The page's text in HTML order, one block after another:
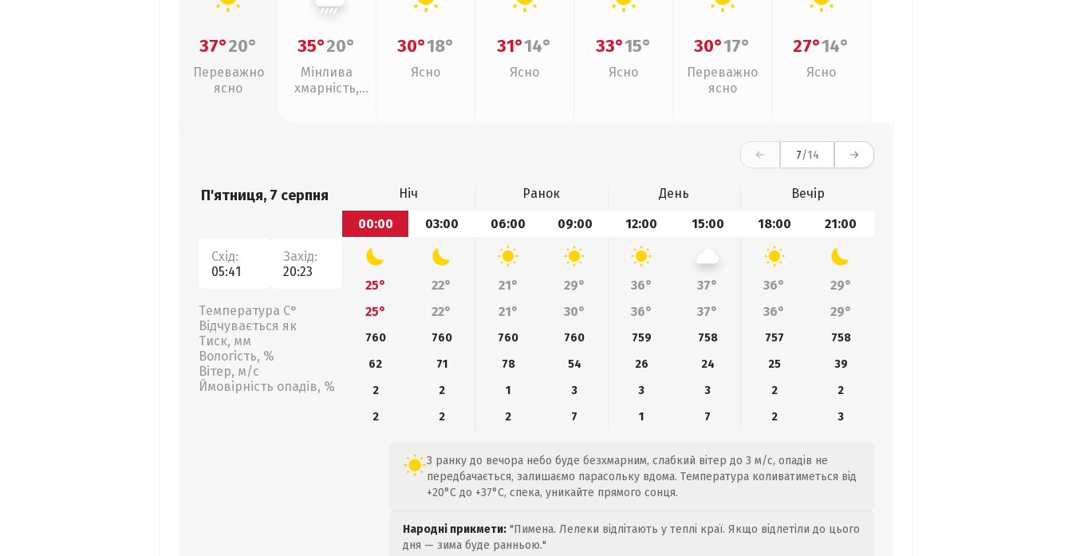
37°20°
Переважно
ясно
35°20°
Мінлива
хмарність,
30°18°
Ясно
31°14°
Ясно
33°15°
Ясно
30°17°
Переважно
ясно
27°14°
Ясно
7/14
П'ятниця, 7 серпня
Схід:
05:41
Захід:
20:23
Температура С°
Відчувається як
Тиск, мм
Вологість, %
Вітер, м/с
Ймовірність опадів, %
Ніч Ранок День
Вечір
00:00
03:00 06:00 09:00 12:00 15:00 18:00 21:00
25° 22° 21° 29° 36° 37° 36°
29°
25°
22° 21° 30° 36° 37° 36° 29°
760 760 760 760 759 758 757
758
62
71 78 54 26 24 25
39
2
2 1 3 3 3 2
2
2
2 2 7 1 7 2 3
З ранку до вечора небо буде безхмарним, слабкий вітер до 3 м/с, опадів не
передбачається, залишаємо парасольку вдома. Температура коливатиметься від
+20°C до +37°C, спека, уникайте прямого сонця.
Народні прикмети: "Пимена. Лелеки відлітають у теплі краї. Якщо відлетіли до цього
дня — зима буде ранньою."